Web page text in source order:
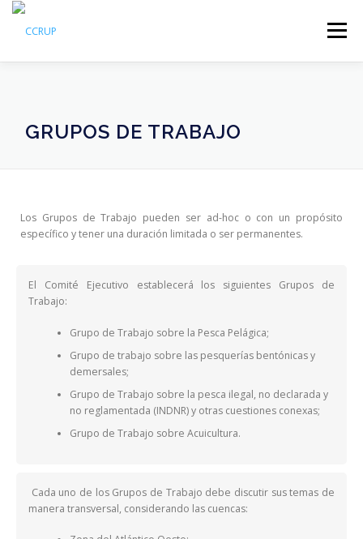
Menú
GRUPOS DE TRABAJO
Los Grupos de Trabajo pueden ser ad-hoc o con un propósito
específico y tener una duración limitada o ser permanentes.
El Comité Ejecutivo establecerá los siguientes Grupos de
Trabajo:
Grupo de Trabajo sobre la Pesca Pelágica;
Grupo de trabajo sobre las pesquerías bentónicas y
demersales;
Grupo de Trabajo sobre la pesca ilegal, no declarada y
no reglamentada (INDNR) y otras cuestiones conexas;
Grupo de Trabajo sobre Acuicultura.
Cada uno de los Grupos de Trabajo debe discutir sus temas de
manera transversal, considerando las cuencas: